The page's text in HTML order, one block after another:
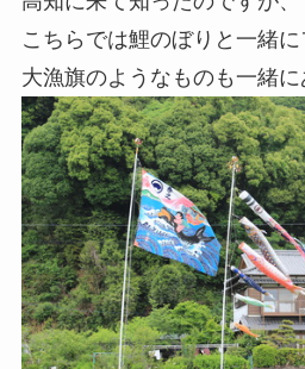
こちらでは鯉のぼりと一緒
大漁旗のようなものも一緒に